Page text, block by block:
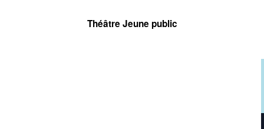
Théâtre Jeune public